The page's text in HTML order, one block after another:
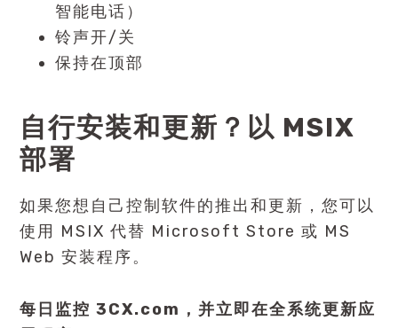
智能电话）
铃声开/关
保持在顶部
自行安装和更新 ？以 MSIX
部署
如果您想自己控制软件的推出和更新，您可以
使用 MSIX 代替 Microsoft Store 或 MS
Web 安装程序。
每日监控 3CX.com，并立即在全系统更新应